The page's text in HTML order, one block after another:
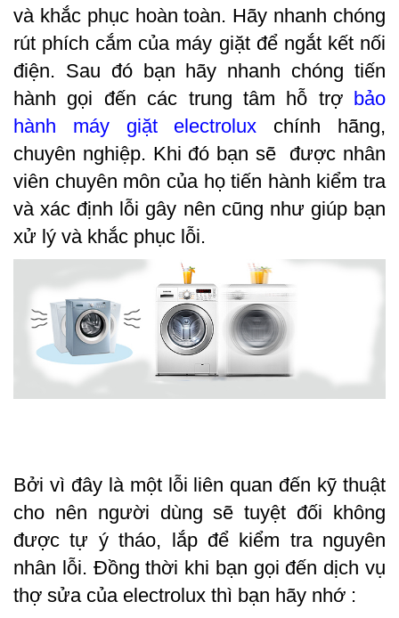
và khắc phục hoàn toàn. Hãy nhanh chóng
rút phích cắm của máy giặt để ngắt kết nối
điện. Sau đó bạn hãy nhanh chóng tiến
hành gọi đến các trung tâm hỗ trợ bảo
hành máy giặt electrolux chính hãng,
chuyên nghiệp. Khi đó bạn sẽ  được nhân
viên chuyên môn của họ tiến hành kiểm tra
và xác định lỗi gây nên cũng như giúp bạn
xử lý và khắc phục lỗi.
Bởi vì đây là một lỗi liên quan đến kỹ thuật
cho nên người dùng sẽ tuyệt đối không
được tự ý tháo, lắp để kiểm tra nguyên
nhân lỗi. Đồng thời khi bạn gọi đến dịch vụ
thợ sửa của electrolux thì bạn hãy nhớ :